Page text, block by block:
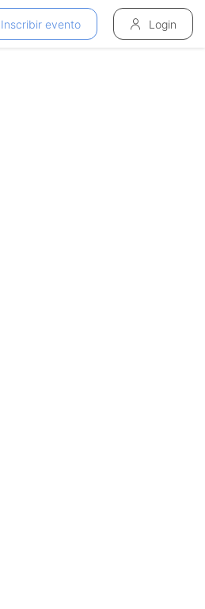
Inscribir evento Login